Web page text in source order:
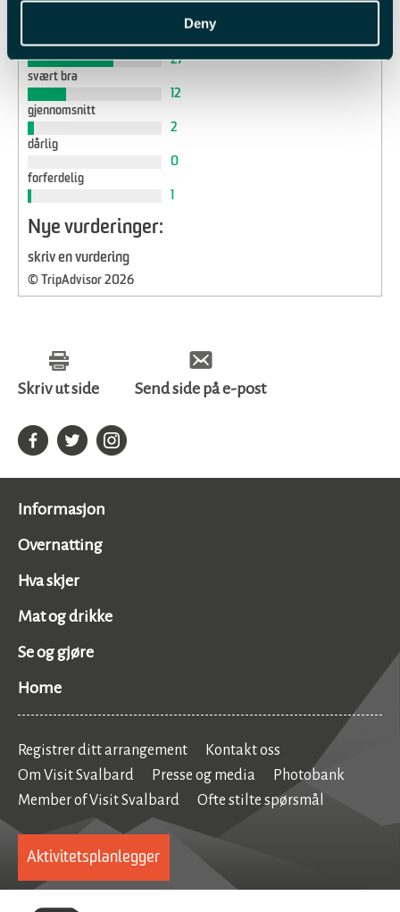
Deny
ypperlig
27
svært bra
12
gjennomsnitt
2
dårlig
0
forferdelig
Nye vurderinger:
skriv en vurdering
© TripAdvisor 2026
Skriv ut side Send side på e-post
Informasjon
Overnatting
Hva skjer
Mat og drikke
Se og gjøre
Home
Registrer ditt arrangement
Kontakt oss
Om Visit Svalbard
Presse og media
Photobank
Member of Visit Svalbard
Ofte stilte spørsmål
Aktivitetsplanlegger